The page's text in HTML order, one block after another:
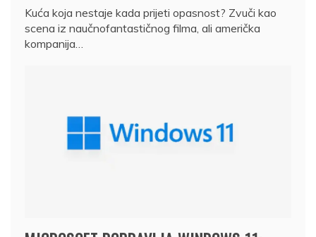
Kuća koja nestaje kada prijeti opasnost? Zvuči kao
scena iz naučnofantastičnog filma, ali američka
kompanija…